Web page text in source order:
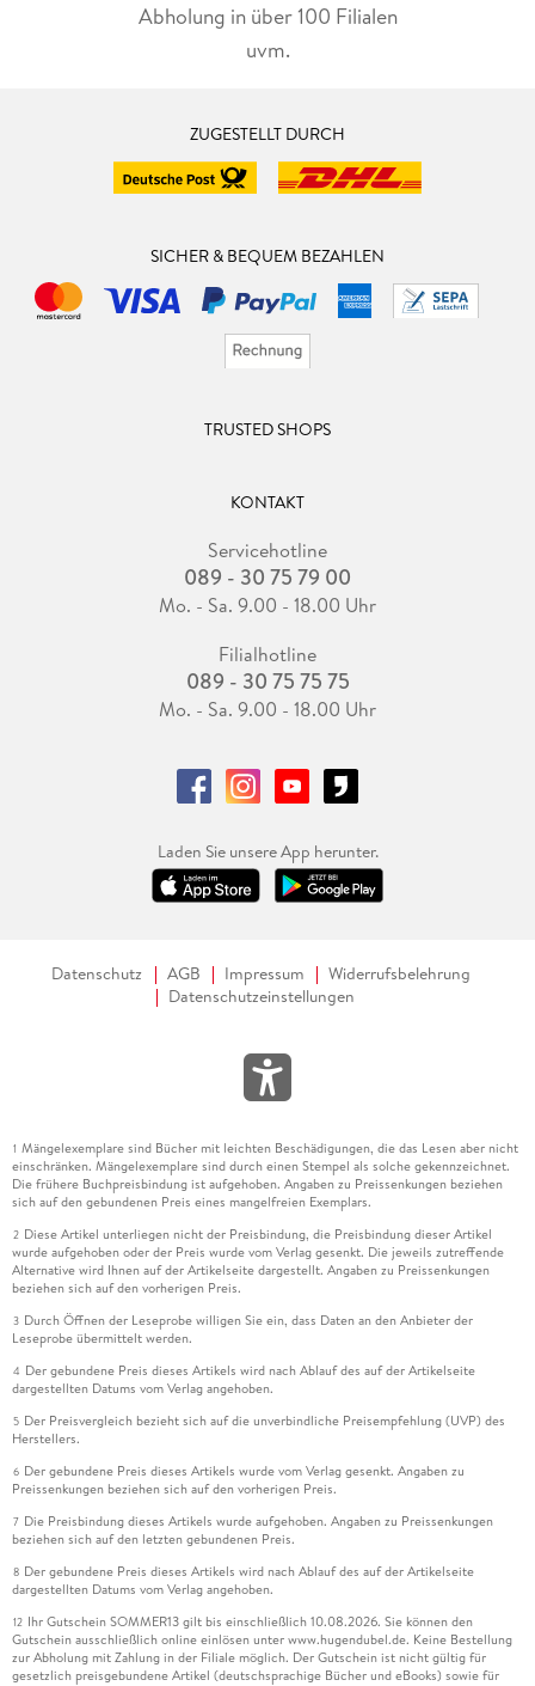
Abholung in über 100 Filialen
uvm.
ZUGESTELLT DURCH
SICHER & BEQUEM BEZAHLEN
TRUSTED SHOPS
KONTAKT
Servicehotline
089 - 30 75 79 00
Mo. - Sa. 9.00 - 18.00 Uhr
Filialhotline
089 - 30 75 75 75
Mo. - Sa. 9.00 - 18.00 Uhr
Laden Sie unsere App herunter.
Datenschutz AGB Impressum
Widerrufsbelehrung
Datenschutzeinstellungen
1 Mängelexemplare sind Bücher mit leichten Beschädigungen, die das Lesen aber nicht
einschränken. Mängelexemplare sind durch einen Stempel als solche gekennzeichnet.
Die frühere Buchpreisbindung ist aufgehoben. Angaben zu Preissenkungen beziehen
sich auf den gebundenen Preis eines mangelfreien Exemplars.
2 Diese Artikel unterliegen nicht der Preisbindung, die Preisbindung dieser Artikel
wurde aufgehoben oder der Preis wurde vom Verlag gesenkt. Die jeweils zutreffende
Alternative wird Ihnen auf der Artikelseite dargestellt. Angaben zu Preissenkungen
beziehen sich auf den vorherigen Preis.
3 Durch Öffnen der Leseprobe willigen Sie ein, dass Daten an den Anbieter der
Leseprobe übermittelt werden.
4 Der gebundene Preis dieses Artikels wird nach Ablauf des auf der Artikelseite
dargestellten Datums vom Verlag angehoben.
5 Der Preisvergleich bezieht sich auf die unverbindliche Preisempfehlung (UVP) des
Herstellers.
6 Der gebundene Preis dieses Artikels wurde vom Verlag gesenkt. Angaben zu
Preissenkungen beziehen sich auf den vorherigen Preis.
7 Die Preisbindung dieses Artikels wurde aufgehoben. Angaben zu Preissenkungen
beziehen sich auf den letzten gebundenen Preis.
8 Der gebundene Preis dieses Artikels wird nach Ablauf des auf der Artikelseite
dargestellten Datums vom Verlag angehoben.
12 Ihr Gutschein SOMMER13 gilt bis einschließlich 10.08.2026. Sie können den
Gutschein ausschließlich online einlösen unter www.hugendubel.de. Keine Bestellung
zur Abholung mit Zahlung in der Filiale möglich. Der Gutschein ist nicht gültig für
gesetzlich preisgebundene Artikel (deutschsprachige Bücher und eBooks) sowie für